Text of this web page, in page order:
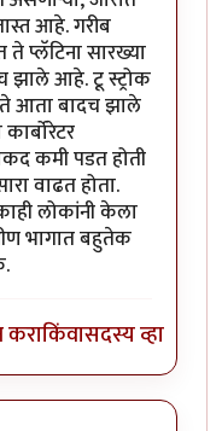
आहे. गरीब
प्लॅटिना सारख्या
झाले आहे. टू स्ट्रोक
आता बादच झाले
कमी पडत होती
वाढत होता.
लोकांनी केला
भागात बहुतेक
कराकिंवासदस्य व्हा